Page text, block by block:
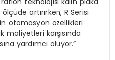
teknolojisi kalın plaka
artırırken, R Serisi
otomasyon özellikleri
karşısında
yardımcı oluyor.”